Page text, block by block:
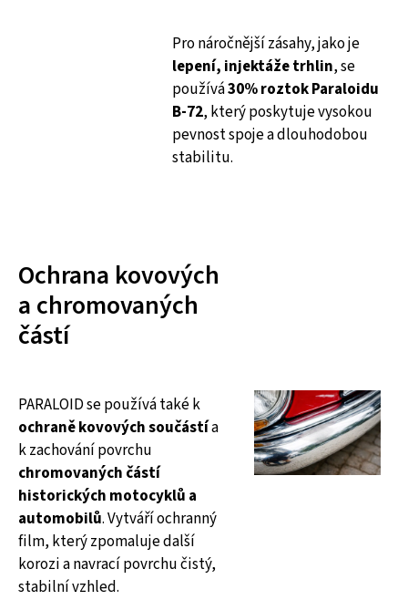
Pro náročnější zásahy, jako je
lepení, injektáže trhlin, se
používá30% roztok Paraloidu
B-72, který poskytuje vysokou
pevnost spoje a dlouhodobou
stabilitu.
Ochrana kovových
a chromovaných
částí
PARALOID se používá také k
ochraně kovových součástía
k zachování povrchu
chromovaných částí
historických motocyklů a
automobilů. Vytváří ochranný
film, který zpomaluje další
korozi a navrací povrchu čistý,
stabilní vzhled.